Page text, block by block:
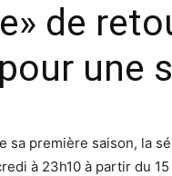
de
une
sa première saison, la
à 23h10 à partir du